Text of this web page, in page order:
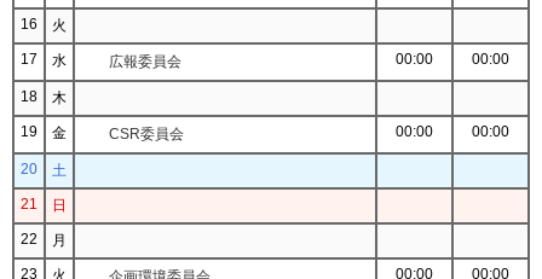
16
火
17
水 広報委員会 00:00 00:00
18
木
19
金 CSR委員会 00:00 00:00
20
土
21
日
22
月
23
火 00:00 00:00